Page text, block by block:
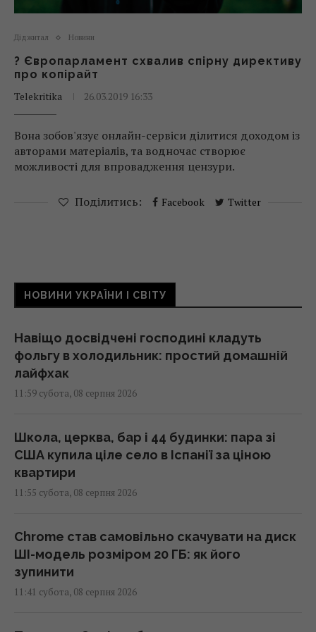
Діджитал Новини
? Європарламент схвалив спірну директиву
про копірайт
Telekritika
26.03.2019 16:33
Вона зобов'язує онлайн-сервіси ділитися доходом із
авторами матеріалів, та водночас створює
можливості для впровадження цензури.
Поділитись: Facebook Twitter
НОВИНИ УКРАЇНИ І СВІТУ
Навіщо досвідчені господині кладуть
фольгу в холодильник: простий домашній
лайфхак
11:59 субота, 08 серпня 2026
Школа, церква, бар і 44 будинки: пара зі
США купила ціле село в Іспанії за ціною
квартири
11:55 субота, 08 серпня 2026
Chrome став самовільно скачувати на диск
ШІ-модель розміром 20 ГБ: як його
зупинити
11:41 субота, 08 серпня 2026